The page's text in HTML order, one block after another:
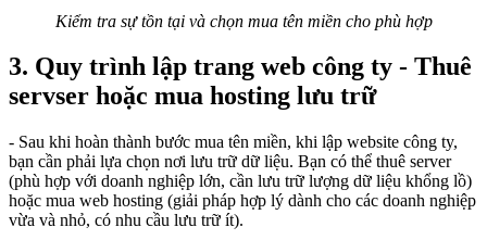
Kiểm tra sự tồn tại và chọn mua tên miền cho phù hợp
3. Quy trình lập trang web công ty - Thuê
servser hoặc mua hosting lưu trữ
- Sau khi hoàn thành bước mua tên miền, khi lập website công ty,
bạn cần phải lựa chọn nơi lưu trữ dữ liệu. Bạn có thể thuê server
(phù hợp với doanh nghiệp lớn, cần lưu trữ lượng dữ liệu khổng lồ)
hoặc mua web hosting (giải pháp hợp lý dành cho các doanh nghiệp
vừa và nhỏ, có nhu cầu lưu trữ ít).